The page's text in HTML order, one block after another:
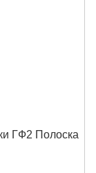
ГФ2 Полоска